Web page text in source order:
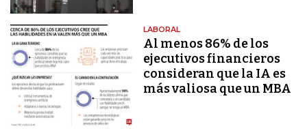
LABORAL
Al menos 86% de los
ejecutivos financieros
consideran que la IA es
más valiosa que un MBA